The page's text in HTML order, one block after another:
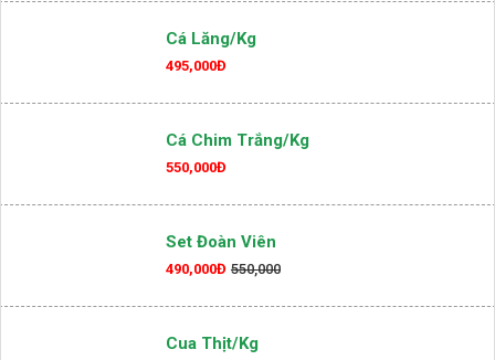
Cá Lăng/kg
495,000Đ
Cá Chim Trắng/kg
550,000Đ
Set Đoàn Viên
490,000Đ 550,000
Cua Thịt/kg